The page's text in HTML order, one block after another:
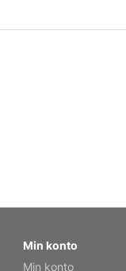
Min konto
Min konto